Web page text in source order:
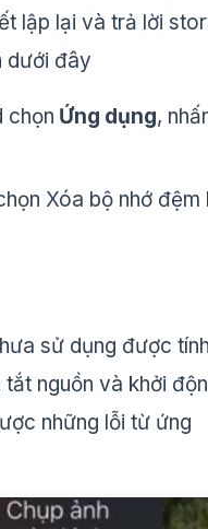
lập lại và trả lời
dưới đây
chọn Ứng dụng,
Xóa bộ nhớ đệm
sử dụng được
nguồn và khởi
những lỗi từ ứng